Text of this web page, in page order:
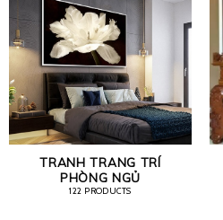
TRANH TRANG TRÍ
PHÒNG NGỦ
122 PRODUCTS